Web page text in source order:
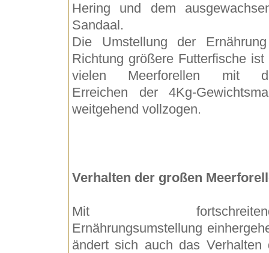
Hering und dem
Sandaal.
Die Umstellung der
Richtung größere Futterfische ist
vielen Meerforellen mit
Erreichen der 4Kg-
weitgehend vollzogen.
Verhalten der großen
Mit
Ernährungsumstellung
ändert sich auch das Verhalten